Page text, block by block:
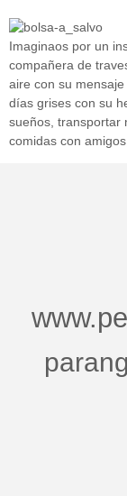
Imaginaos por un
compañera de
aire con su
días grises con su
sueños, transportar
comidas con